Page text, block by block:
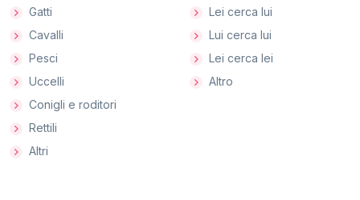
Gatti
Cavalli
Pesci
Uccelli
Conigli e roditori
Rettili
Altri
Lei cerca lui
Lui cerca lui
Lei cerca lei
Altro